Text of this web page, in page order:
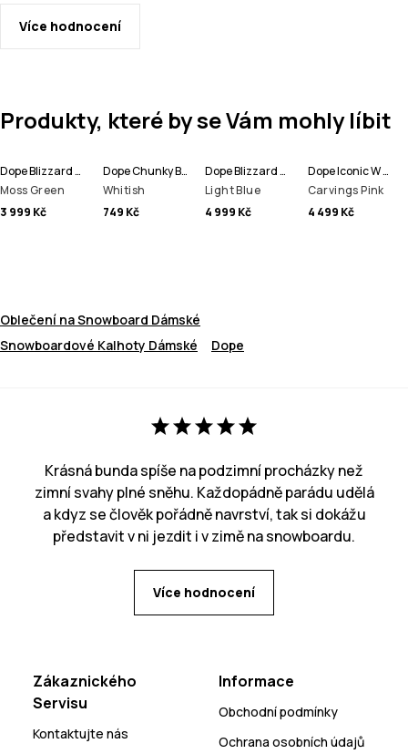
Více hodnocení
Produkty, které by se Vám mohly líbit
Dope Blizzard W 2024 Kalhoty na Snowboard Dámské
Moss Green
3 999 Kč
Dope Chunky Beanie čepice
Whitish
749 Kč
Dope Blizzard W Full Zip Bunda na Snowboard Dámské
Light Blue
4 999 Kč
Dope Iconic W Kalhoty na Snowboard Dámské
Carvings Pink
4 499 Kč
Oblečení na Snowboard Dámské
Snowboardové Kalhoty Dámské
Dope
Krásná bunda spíše na podzimní procházky než
zimní svahy plné sněhu. Každopádně parádu udělá
a kdyz se člověk pořádně navrství, tak si dokážu
představit v ni jezdit i v zimě na snowboardu.
Více hodnocení
Zákaznického
Servisu
Kontaktujte nás
Informace
Obchodní podmínky
Ochrana osobních údajů